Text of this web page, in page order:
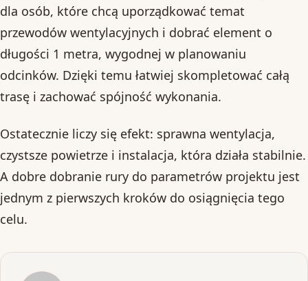
dla osób, które chcą uporządkować temat
przewodów wentylacyjnych i dobrać element o
długości 1 metra, wygodnej w planowaniu
odcinków. Dzięki temu łatwiej skompletować całą
trasę i zachować spójność wykonania.
Ostatecznie liczy się efekt: sprawna wentylacja,
czystsze powietrze i instalacja, która działa stabilnie.
A dobre dobranie rury do parametrów projektu jest
jednym z pierwszych kroków do osiągnięcia tego
celu.